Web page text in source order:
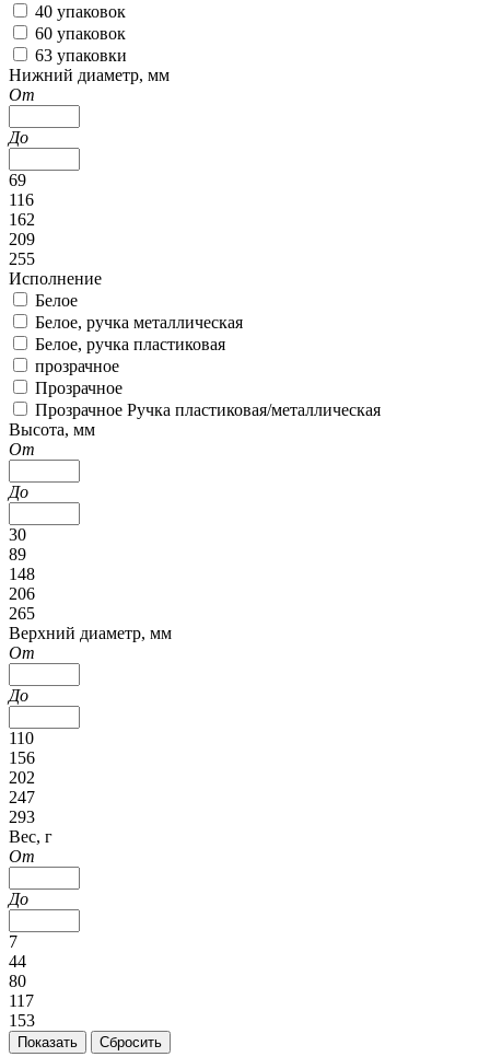
40 упаковок
60 упаковок
63 упаковки
Нижний диаметр, мм
От
До
69
116
162
209
255
Исполнение
Белое
Белое, ручка металлическая
Белое, ручка пластиковая
прозрачное
Прозрачное
Прозрачное Ручка пластиковая/металлическая
Высота, мм
От
До
30
89
148
206
265
Верхний диаметр, мм
От
До
110
156
202
247
293
Вес, г
От
До
7
44
80
117
153